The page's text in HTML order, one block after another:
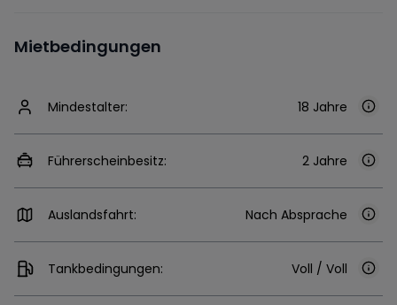
Mietbedingungen
Mindestalter: 18 Jahre
Führerscheinbesitz: 2 Jahre
Auslandsfahrt: Nach Absprache
Tankbedingungen: Voll / Voll